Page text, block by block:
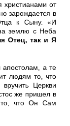
христианами от
зарождается в
к Сыну. «И
землю с Неба
Отец, так и Я
а те
людям то, что
Церкви
же пришел в
то, что Он Сам